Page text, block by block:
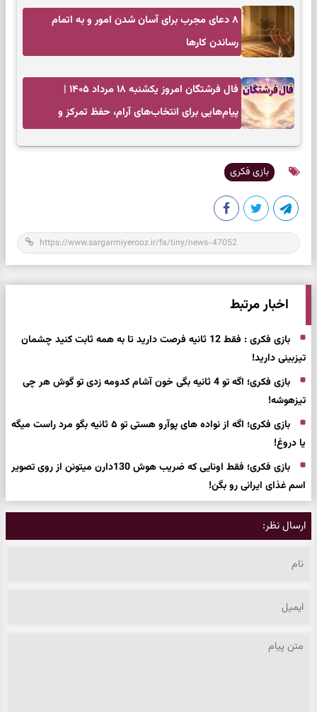
۸ دعای مجرب برای آسان شدن امور و به اتمام
رساندن کار‌ها
فال فرشتگان امروز یکشنبه ۱۸ مرداد ۱۴۰۵ |
پیام‌هایی برای انتخاب‌های آرام، حفظ تمرکز و
بازی فکری
اخبار مرتبط
بازی فکری : فقط 12 ثانیه فرصت دارید تا به همه ثابت کنید چشمان
تیزبینی دارید!
بازی فکری؛ اگه تو 4 ثانیه بگی خون آشام کدومه زدی تو گوش هر چی
تیزهوشه!
بازی فکری؛ اگه از نواده های پوآرو هستی تو ۵ ثانیه بگو مرد راست میگه
یا دروغ!
بازی فکری؛ فقط اونایی که ضریب هوش 130دارن میتونن از روی تصویر
اسم غذای ایرانی رو بگن!
ارسال نظر: